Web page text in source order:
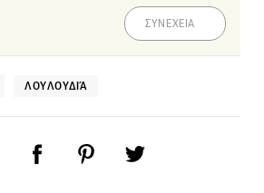
ΣΥΝΕΧΕΙΑ
ΛΟΥΛΟΥΔΙΆ